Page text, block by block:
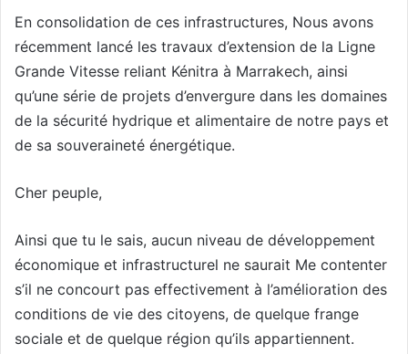
En consolidation de ces infrastructures, Nous avons
récemment lancé les travaux d’extension de la Ligne
Grande Vitesse reliant Kénitra à Marrakech, ainsi
qu’une série de projets d’envergure dans les domaines
de la sécurité hydrique et alimentaire de notre pays et
de sa souveraineté énergétique.
Cher peuple,
Ainsi que tu le sais, aucun niveau de développement
économique et infrastructurel ne saurait Me contenter
s’il ne concourt pas effectivement à l’amélioration des
conditions de vie des citoyens, de quelque frange
sociale et de quelque région qu’ils appartiennent.